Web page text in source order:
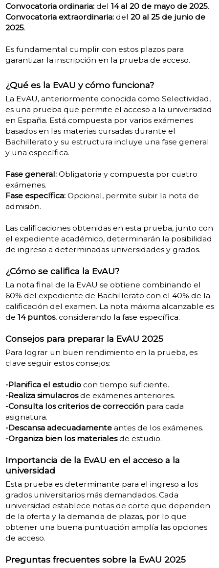
Convocatoria ordinaria:del 14 al 20 de mayo de 2025.
Convocatoria extraordinaria:del 20 al 25 de junio de
2025.
Es fundamental cumplir con estos plazos para
garantizar la inscripción en la prueba de acceso.
¿Qué es la EvAU y cómo funciona?
La EvAU, anteriormente conocida como Selectividad,
es una prueba que permite el acceso a la universidad
en España. Está compuesta por varios exámenes
basados en las materias cursadas durante el
Bachillerato y su estructura incluye una fase general
y una específica.
Fase general:Obligatoria y compuesta por cuatro
exámenes.
Fase específica:Opcional, permite subir la nota de
admisión.
Las calificaciones obtenidas en esta prueba, junto con
el expediente académico, determinarán la posibilidad
de ingreso a determinadas universidades y grados.
¿Cómo se califica la EvAU?
La nota final de la EvAU se obtiene combinando el
60% del expediente de Bachillerato con el 40% de la
calificación del examen. La nota máxima alcanzable es
de 14 puntos, considerando la fase específica.
Consejos para preparar la EvAU 2025
Para lograr un buen rendimiento en la prueba, es
clave seguir estos consejos:
-Planifica el estudiocon tiempo suficiente.
-Realiza simulacrosde exámenes anteriores.
-Consulta los criterios de correcciónpara cada
asignatura.
-Descansa adecuadamenteantes de los exámenes.
-Organiza bien los materialesde estudio.
Importancia de la EvAU en el acceso a la
universidad
Esta prueba es determinante para el ingreso a los
grados universitarios más demandados. Cada
universidad establece notas de corte que dependen
de la oferta y la demanda de plazas, por lo que
obtener una buena puntuación amplía las opciones
de acceso.
Preguntas frecuentes sobre la EvAU 2025